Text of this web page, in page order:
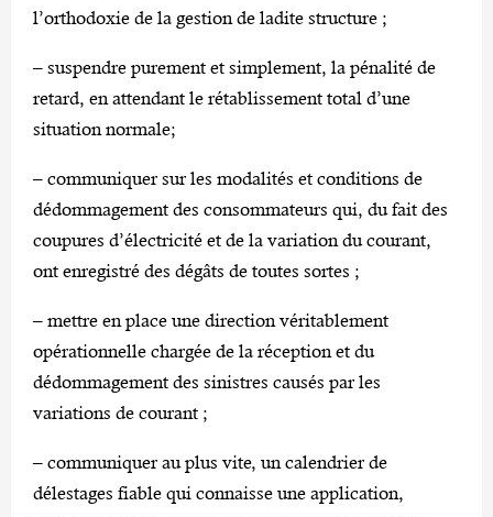
l’orthodoxie de la gestion de ladite structure ;
– suspendre purement et simplement, la pénalité de
retard, en attendant le rétablissement total d’une
situation normale;
– communiquer sur les modalités et conditions de
dédommagement des consommateurs qui, du fait des
coupures d’électricité et de la variation du courant,
ont enregistré des dégâts de toutes sortes ;
– mettre en place une direction véritablement
opérationnelle chargée de la réception et du
dédommagement des sinistres causés par les
variations de courant ;
– communiquer au plus vite, un calendrier de
délestages fiable qui connaisse une application,